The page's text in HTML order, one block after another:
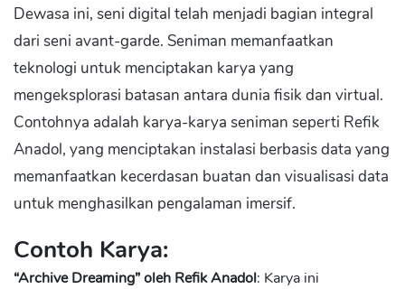
Dewasa ini, seni digital telah menjadi bagian integral
dari seni avant-garde. Seniman memanfaatkan
teknologi untuk menciptakan karya yang
mengeksplorasi batasan antara dunia fisik dan virtual.
Contohnya adalah karya-karya seniman seperti Refik
Anadol, yang menciptakan instalasi berbasis data yang
memanfaatkan kecerdasan buatan dan visualisasi data
untuk menghasilkan pengalaman imersif.
Contoh Karya:
“Archive Dreaming” oleh Refik Anadol: Karya ini